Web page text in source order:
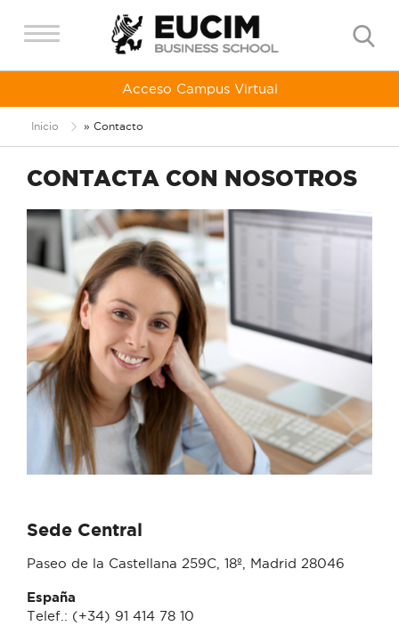
Acceso Campus Virtual
Inicio » Contacto
CONTACTA CON NOSOTROS
Sede Central
Paseo de la Castellana 259C, 18º, Madrid 28046
España
Telef.: (+34) 91 414 78 10